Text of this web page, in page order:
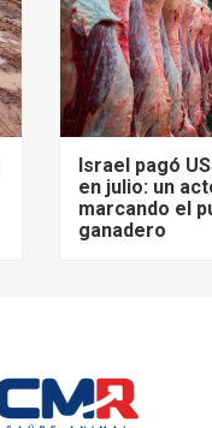
Israel pagó
en julio: un
marcando el
ganadero